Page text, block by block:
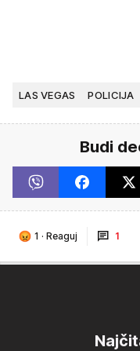
LAS VEGAS POLICIJA
Budi
1 · Reaguj 1